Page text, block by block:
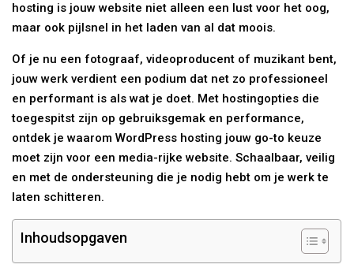
hosting is jouw website niet alleen een lust voor het oog,
maar ook pijlsnel in het laden van al dat moois.
Of je nu een fotograaf, videoproducent of muzikant bent,
jouw werk verdient een podium dat net zo professioneel
en performant is als wat je doet. Met hostingopties die
toegespitst zijn op gebruiksgemak en performance,
ontdek je waarom WordPress hosting jouw go-to keuze
moet zijn voor een media-rijke website. Schaalbaar, veilig
en met de ondersteuning die je nodig hebt om je werk te
laten schitteren.
Inhoudsopgaven